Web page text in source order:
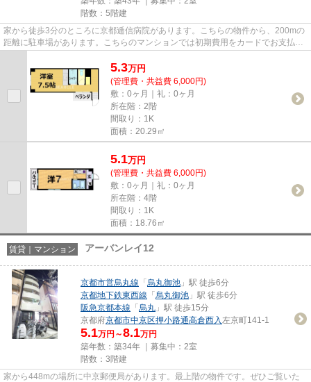
階数：5階建
家から徒歩3分のところに京都逓信病院があります。こちらの物件から、200mの
距離に駐車場があります。こちらのマンションでは初期費用をカードでお支払い
5.3万円
(管理費・共益費 6,000円)
敷：0ヶ月｜礼：0ヶ月
所在階：2階
間取り：1K
面積：20.29㎡
5.1万円
(管理費・共益費 6,000円)
敷：0ヶ月｜礼：0ヶ月
所在階：4階
間取り：1K
面積：18.76㎡
賃貸｜マンション アーバンレイ12
京都市営烏丸線 「 烏丸御池 」駅 徒歩6分
京都地下鉄東西線 「 烏丸御池 」駅 徒歩6分
阪急京都本線 「 烏丸 」駅 徒歩15分
京都府京都市中京区押小路通高倉西入左京町141-1
5.1万円～8.1万円
築年数：築34年 ｜募集中： 2室
階数：3階建
家から448mの場所に中京郵便局があります。最上階の物件です。ぜひご覧いた